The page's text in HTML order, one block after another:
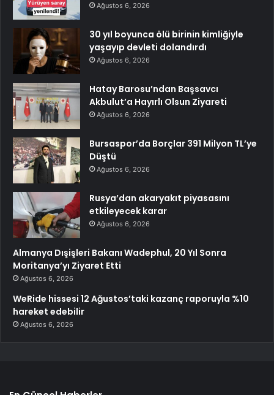
Ağustos 6, 2026
30 yıl boyunca ölü birinin kimliğiyle
yaşayıp devleti dolandırdı
Ağustos 6, 2026
Hatay Barosu’ndan Başsavcı
Akbulut’a Hayırlı Olsun Ziyareti
Ağustos 6, 2026
Bursaspor’da Borçlar 391 Milyon TL’ye
Düştü
Ağustos 6, 2026
Rusya’dan akaryakıt piyasasını
etkileyecek karar
Ağustos 6, 2026
Almanya Dışişleri Bakanı Wadephul, 20 Yıl Sonra
Moritanya’yı Ziyaret Etti
Ağustos 6, 2026
WeRide hissesi 12 Ağustos’taki kazanç raporuyla %10
hareket edebilir
Ağustos 6, 2026